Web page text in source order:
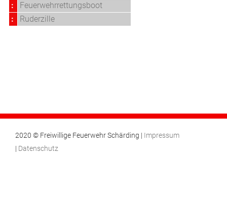
:
Feuerwehrrettungsboot
:
Ruderzille
2020 © Freiwillige Feuerwehr Schärding | Impressum
| Datenschutz